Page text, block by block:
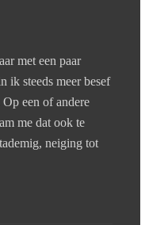
met een paar
ik steeds meer besef
een of andere
me dat ook te
neiging tot